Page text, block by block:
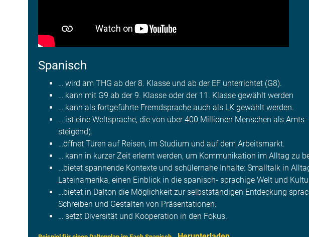
Spanisch
… wird am THG ab der 8. Klasse und ab der EF unterrichtet (G8).
… kann mit G9 ab der 9. Klasse oder der 11. Klasse gewählt werden
… kann als fortgeführte Fremdsprache auch als LK gewählt werden.
… ist eine Weltsprache, die von über 400 Millionen Menschen als
steigend).
…öffnet Türen auf Reisen, im Studium und auf dem Arbeitsmarkt.
… kann in kurzer Zeit erlernt werden, um Kommunikation im Alltag zu
…bietet spannende Kontexte und schülernahe Inhalte: Smalltalk in
Lateinamerika, einen Einblick in die spanisch- sprachige Welt und
…bietet in Dalton die Möglichkeit zur selbstständigen Entdeckung
Schreiben und Gestalten von Präsentationen.
… setzt Diversität und Kooperation in den Fokus.